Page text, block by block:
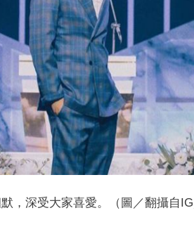
，深受大家喜愛。（圖／翻攝自IG